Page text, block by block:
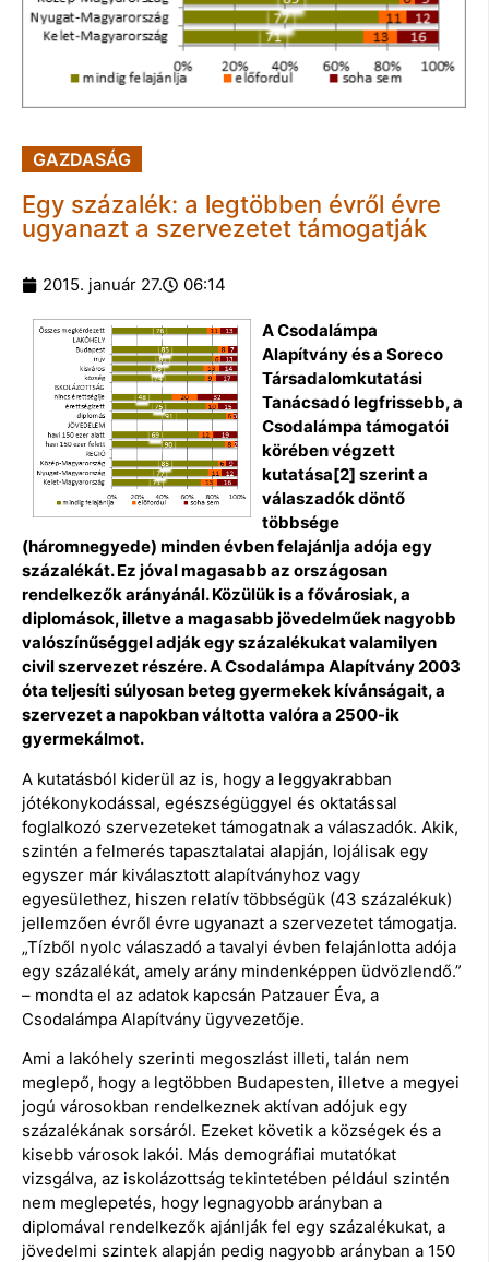
GAZDASÁG
Egy százalék: a legtöbben évről évre
ugyanazt a szervezetet támogatják
2015. január 27. 06:14
A Csodalámpa
Alapítvány és a Soreco
Társadalomkutatási
Tanácsadó legfrissebb, a
Csodalámpa támogatói
körében végzett
kutatása[2] szerint a
válaszadók döntő
többsége
(háromnegyede) minden évben felajánlja adója egy
százalékát. Ez jóval magasabb az országosan
rendelkezők arányánál. Közülük is a fővárosiak, a
diplomások, illetve a magasabb jövedelműek nagyobb
valószínűséggel adják egy százalékukat valamilyen
civil szervezet részére. A Csodalámpa Alapítvány 2003
óta teljesíti súlyosan beteg gyermekek kívánságait, a
szervezet a napokban váltotta valóra a 2500-ik
gyermekálmot.
A kutatásból kiderül az is, hogy a leggyakrabban
jótékonykodással, egészségüggyel és oktatással
foglalkozó szervezeteket támogatnak a válaszadók. Akik,
szintén a felmerés tapasztalatai alapján, lojálisak egy
egyszer már kiválasztott alapítványhoz vagy
egyesülethez, hiszen relatív többségük (43 százalékuk)
jellemzően évről évre ugyanazt a szervezetet támogatja.
„Tízből nyolc válaszadó a tavalyi évben felajánlotta adója
egy százalékát, amely arány mindenképpen üdvözlendő.”
– mondta el az adatok kapcsán Patzauer Éva, a
Csodalámpa Alapítvány ügyvezetője.
Ami a lakóhely szerinti megoszlást illeti, talán nem
meglepő, hogy a legtöbben Budapesten, illetve a megyei
jogú városokban rendelkeznek aktívan adójuk egy
százalékának sorsáról. Ezeket követik a községek és a
kisebb városok lakói. Más demográfiai mutatókat
vizsgálva, az iskolázottság tekintetében például szintén
nem meglepetés, hogy legnagyobb arányban a
diplomával rendelkezők ajánlják fel egy százalékukat, a
jövedelmi szintek alapján pedig nagyobb arányban a 150